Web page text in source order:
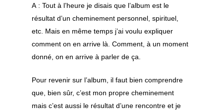
A : Tout à l’heure je disais que l’album est le
résultat d’un cheminement personnel, spirituel,
etc. Mais en même temps j’ai voulu expliquer
comment on en arrive là. Comment, à un moment
donné, on en arrive à parler de ça.
Pour revenir sur l’album, il faut bien comprendre
que, bien sûr, c’est mon propre cheminement
mais c’est aussi le résultat d’une rencontre et je